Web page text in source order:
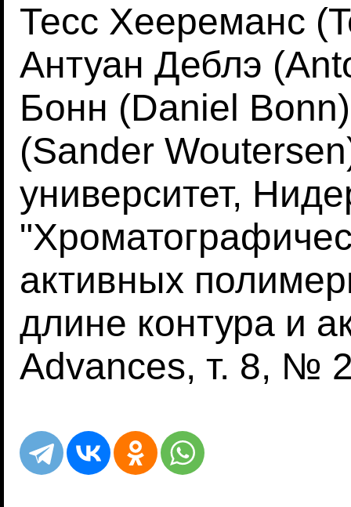
Тесс Хеереманс
Антуан Деблэ
Бонн (Daniel
(Sander
университет,
активных
длине контура и
Advances, т. 8, №